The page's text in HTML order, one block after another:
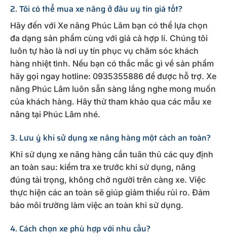
2. Tôi có thể mua xe nâng ở đâu uy tín giá tốt?
Hãy đến với Xe nâng Phúc Lâm bạn có thể lựa chọn
đa dạng sản phẩm cùng với giá cả hợp lí. Chúng tôi
luôn tự hào là nơi uy tín phục vụ chăm sóc khách
hàng nhiệt tình. Nếu bạn có thắc mắc gì về sản phẩm
hãy gọi ngay hotline: 0935355886 để được hỗ trợ. Xe
nâng Phúc Lâm luôn sẵn sàng lắng nghe mong muốn
của khách hàng. Hãy thử tham khảo qua các mẫu xe
nâng tại Phúc Lâm nhé.
3. Lưu ý khi sử dụng xe nâng hàng một cách an toàn?
Khi sử dụng xe nâng hàng cần tuân thủ các quy định
an toàn sau: kiểm tra xe trước khi sử dụng, nâng
đúng tải trọng, không chở người trên càng xe. Việc
thực hiện các an toàn sẽ giúp giảm thiểu rủi ro. Đảm
bảo môi trường làm việc an toàn khi sử dụng.
4. Cách chọn xe phù hợp với nhu cầu?